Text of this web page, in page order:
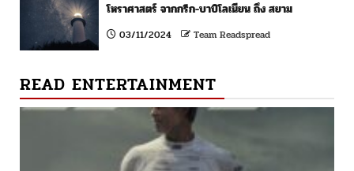
โหราศาสตร์ จากกรีก-บาบิโลเนียน ถึง สยาม
03/11/2024 Team Readspread
READ ENTERTAINMENT